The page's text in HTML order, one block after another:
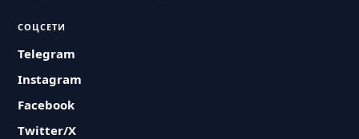
СОЦСЕТИ
Telegram
Instagram
Facebook
Twitter/X